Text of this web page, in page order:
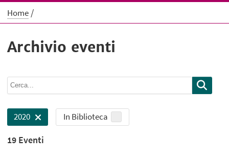
Home
Archivio eventi
2020 In Biblioteca
19 Eventi